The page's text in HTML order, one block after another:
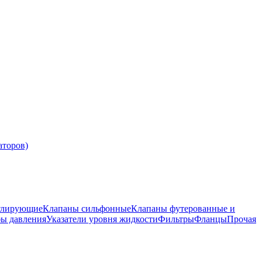
Клапаны сильфонныеКлапаны футерованные и
давленияУказатели уровня жидкостиФильтрыФланцыПрочая